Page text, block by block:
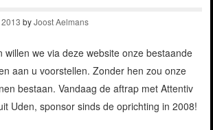
byJoost Aelmans
willen we via deze website onze bestaande
aan u voorstellen. Zonder hen zou onze
bestaan. Vandaag de aftrap met Attentiv
Uden, sponsor sinds de oprichting in 2008!